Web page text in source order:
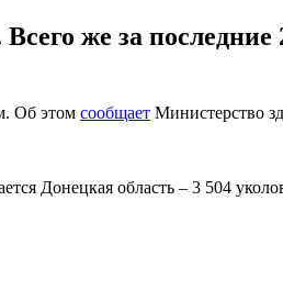
же за последние
Об этом сообщает Министерство
Донецкая область – 3 504